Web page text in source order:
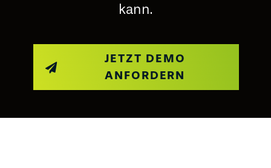
kann.
JETZT DEMO
ANFORDERN